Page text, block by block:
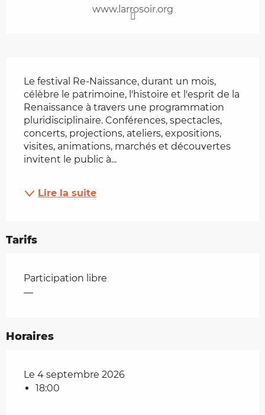
www.larrosoir.org
Le festival Re-Naissance, durant un mois,
célèbre le patrimoine, l'histoire et l'esprit de la
Renaissance à travers une programmation
pluridisciplinaire. Conférences, spectacles,
concerts, projections, ateliers, expositions,
visites, animations, marchés et découvertes
invitent le public à...
Lire la suite
Tarifs
Tarifs 2026
Participation libre
—
Horaires
Le 4 septembre 2026
18:00